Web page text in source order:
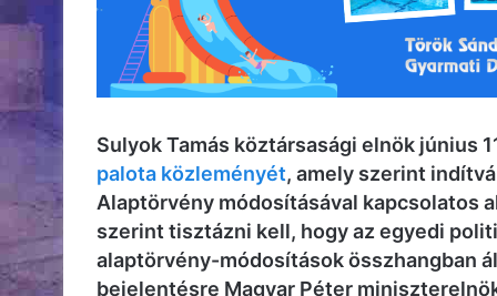
Sulyok Tamás köztársasági elnök június
palota közleményét, amely szerint
Alaptörvény módosításával kapcsolatos
szerint tisztázni kell, hogy az egyedi
alaptörvény-módosítások összhangban
bejelentésre Magyar Péter